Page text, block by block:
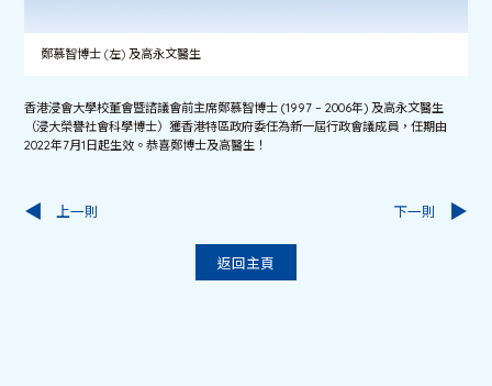
鄭慕智博士 (左) 及高永文醫生
香港浸會大學校董會暨諮議會前主席鄭慕智博士 (1997 – 2006年) 及高永文醫生
（浸大榮譽社會科學博士）獲香港特區政府委任為新一屆行政會議成員，任期由
2022年7月1日起生效。恭喜鄭博士及高醫生！
上一則
返回主頁
下一則